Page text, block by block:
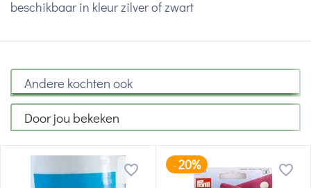
beschikbaar in kleur zilver of zwart
Andere kochten ook
Door jou bekeken
-20%